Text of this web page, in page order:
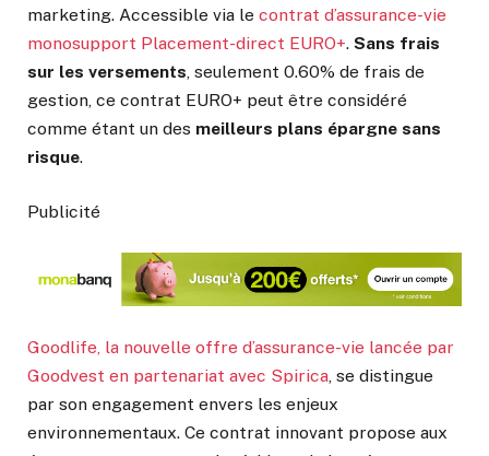
marketing. Accessible via le contrat d’assurance-vie
monosupport Placement-direct EURO+. Sans frais
sur les versements, seulement 0.60% de frais de
gestion, ce contrat EURO+ peut être considéré
comme étant un des meilleurs plans épargne sans
risque.
Publicité
Goodlife, la nouvelle offre d’assurance-vie lancée par
Goodvest en partenariat avec Spirica , se distingue
par son engagement envers les enjeux
environnementaux. Ce contrat innovant propose aux